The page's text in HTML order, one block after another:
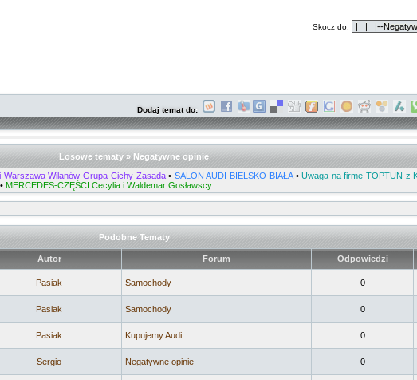
Skocz do:
Dodaj temat do:
Losowe tematy » Negatywne opinie
Warszawa Wilanów Grupa Cichy-Zasada• SALON AUDI BIELSKO-BIAŁA•Uwaga na firme TOPTUN z
• MERCEDES-CZĘŚCI Cecylia i Waldemar Gosławscy
Podobne Tematy
Autor Forum Odpowiedzi
Pasiak Samochody 0
Pasiak Samochody 0
Pasiak Kupujemy Audi 0
Sergio Negatywne opinie 0